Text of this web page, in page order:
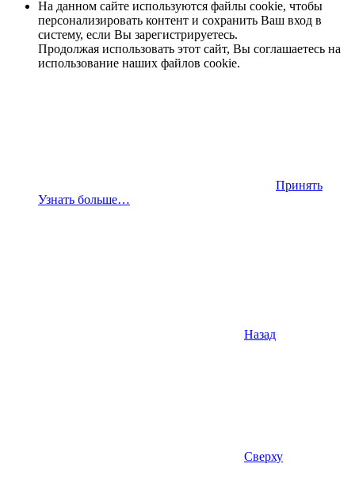
На данном сайте используются файлы cookie, чтобы
персонализировать контент и сохранить Ваш вход в
систему, если Вы зарегистрируетесь.
Продолжая использовать этот сайт, Вы соглашаетесь на
использование наших файлов cookie.
Принять
Узнать больше…
Назад
Сверху